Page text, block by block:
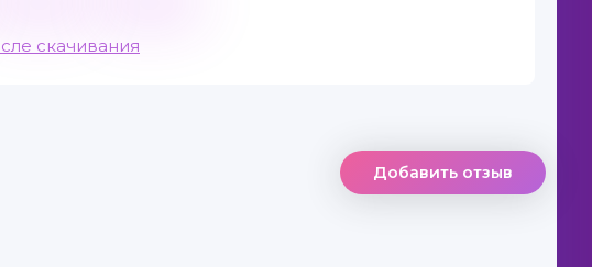
скачивания
Добавить отзыв